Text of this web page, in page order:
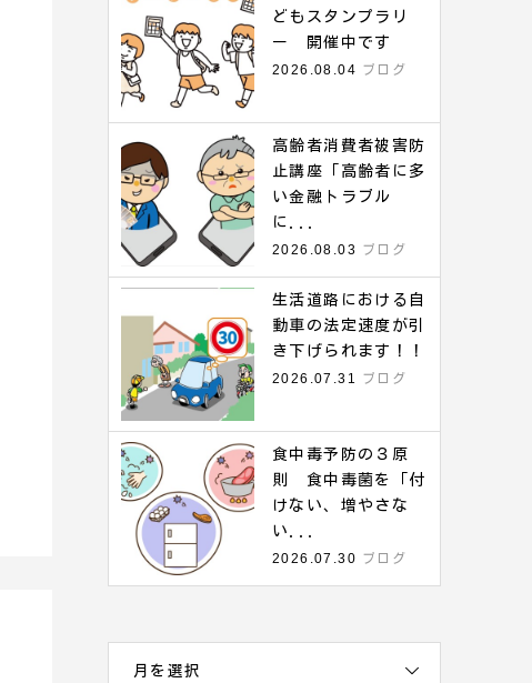
どもスタンプラリ
ー 開催中です
2026.08.04 ブログ
高齢者消費者被害防
止講座「高齢者に多
い金融トラブル
に...
2026.08.03 ブログ
生活道路における自
動車の法定速度が引
き下げられます！！
2026.07.31
ブログ
食中毒予防の３原
則 食中毒菌を「付
けない、増やさな
い...
2026.07.30 ブログ
月を選択